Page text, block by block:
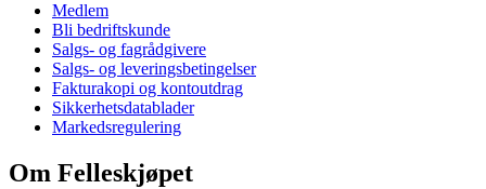
Medlem
Bli bedriftskunde
Salgs- og fagrådgivere
Salgs- og leveringsbetingelser
Fakturakopi og kontoutdrag
Sikkerhetsdatablader
Markedsregulering
Om Felleskjøpet